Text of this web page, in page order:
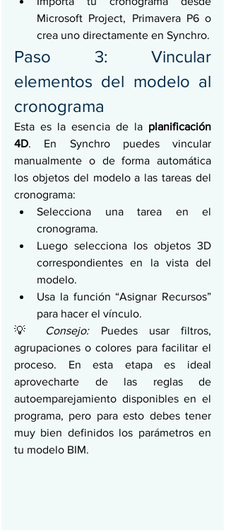
Microsoft Project, Primavera P6 o
crea uno directamente en Synchro.
Paso 3: Vincular
elementos del modelo al
cronograma
Esta es la esencia de la planificación
4D. En Synchro puedes vincular
manualmente o de forma automática
los objetos del modelo a las tareas del
cronograma:
Selecciona una tarea en el
cronograma.
Luego selecciona los objetos 3D
correspondientes en la vista del
modelo.
Usa la función “Asignar Recursos”
para hacer el vínculo.
💡 Consejo: Puedes usar filtros,
agrupaciones o colores para facilitar el
proceso. En esta etapa es ideal
aprovecharte de las reglas de
autoemparejamiento disponibles en el
programa, pero para esto debes tener
muy bien definidos los parámetros en
tu modelo BIM.